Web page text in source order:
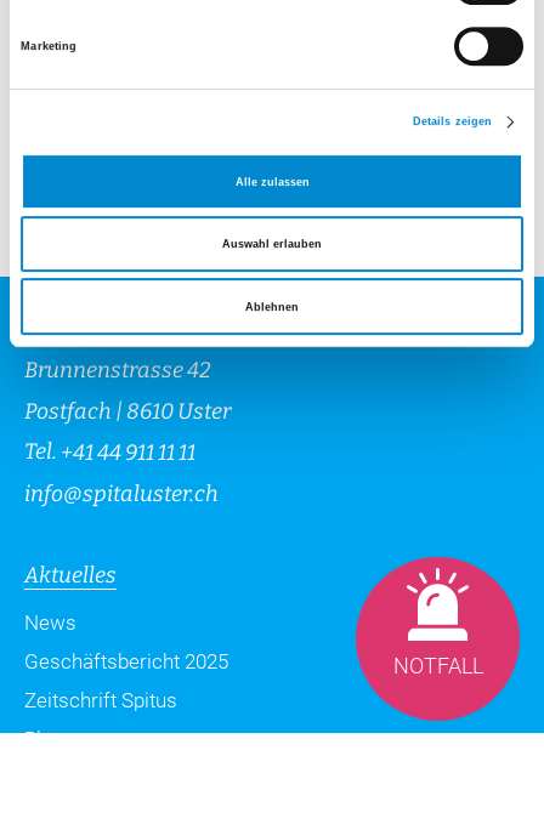
Marketing
Details zeigen
Alle zulassen
Auswahl erlauben
Ablehnen
Leiterin Hauswirtschaft, stv. Leiterin Services
Tel.+41 44 911 10 41
NOTFALL
Spital Uster AG
Brunnenstrasse 42
Postfach | 8610 Uster
Tel. +41 44 911 11 11
info@spitaluster.ch
Aktuelles
News
Geschäftsbericht 2025
Zeitschrift Spitus
Blog